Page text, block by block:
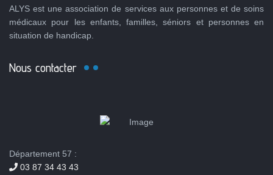
ALYS est une association de services aux personnes et de soins
médicaux pour les enfants, familles, séniors et personnes en
situation de handicap.
Nous contacter
Département 57 :
03 87 34 43 43